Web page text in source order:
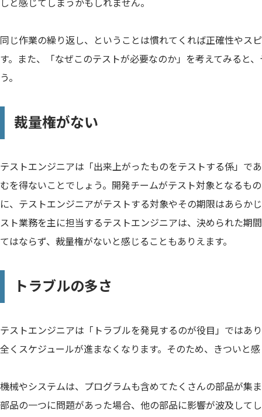
しと感じてしまうかもしれません。
同じ作業の繰り返し、ということは慣れてくれば正確性やス
す。また、「なぜこのテストが必要なのか」を考えてみると
う。
裁量権がない
テストエンジニアは「出来上がったものをテストする係」で
むを得ないことでしょう。開発チームがテスト対象となるも
に、テストエンジニアがテストする対象やその期限はあらか
スト業務を主に担当するテストエンジニアは、決められた期
てはならず、裁量権がないと感じることもありえます。
トラブルの多さ
テストエンジニアは「トラブルを発見するのが役目」ではあ
全くスケジュールが進まなくなります。そのため、きついと
機械やシステムは、プログラムも含めてたくさんの部品が集
部品の一つに問題があった場合、他の部品に影響が波及して